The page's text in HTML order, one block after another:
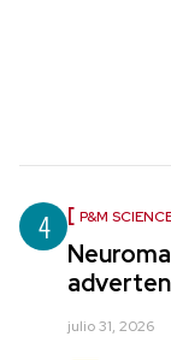
4 P&M
julio 31, 2026